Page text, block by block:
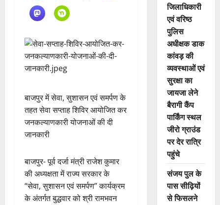
बाजपुर में सेवा, सुशासन एवं समर्पण के
तहत सेवा सप्ताह शिविर आयोजित कर
जनकल्याणकारी योजनाओं की दी
जानकारी
बाजपुर- पूर्व दर्जा मंत्री राजेश कुमार
की अध्यक्षता में राज्य सरकार के
“सेवा, सुशासन एवं समर्पण” कार्यक्रम
के अंतर्गत बुद्धवार को श्री रामभवन
जिलाधिकारी
एवं वरिष्ठ
पुलिस
अधीक्षक डाक
कांवड़ की
व्यवस्थाओं एवं
सुरक्षा का
जायजा लेने
बैरागी कैंप
पार्किंग स्थल
जीरो ग्राउंड
पर देर रात्रि
पहुंचे
संजय पुल के
पास सीढ़ियों
से फिसलने